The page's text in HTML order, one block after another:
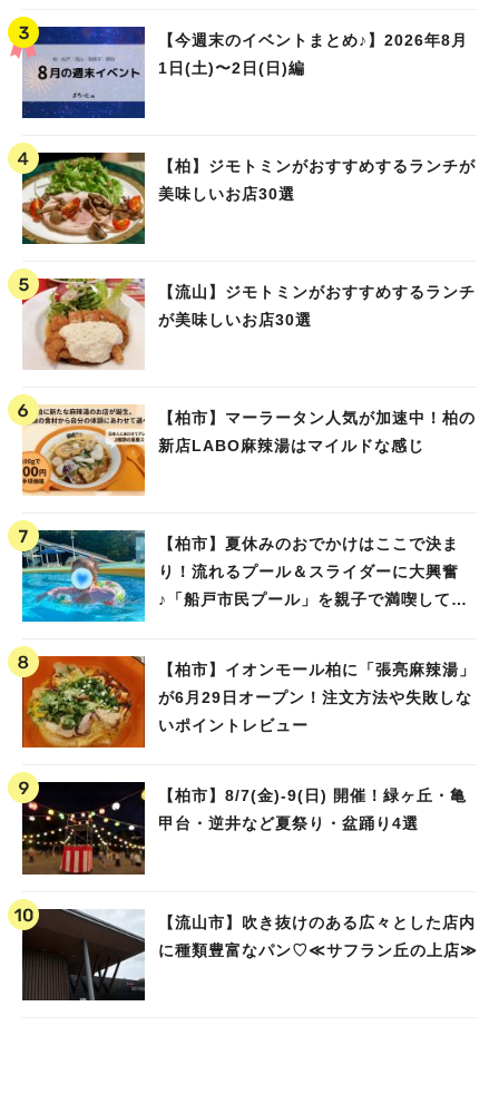
【今週末のイベントまとめ♪】2026年8月
1日(土)〜2日(日)編
【柏】ジモトミンがおすすめするランチが
美味しいお店30選
【流山】ジモトミンがおすすめするランチ
が美味しいお店30選
【柏市】マーラータン人気が加速中！柏の
新店LABO麻辣湯はマイルドな感じ
【柏市】夏休みのおでかけはここで決ま
り！流れるプール＆スライダーに大興奮
♪「船戸市民プール」を親子で満喫してき
【柏市】イオンモール柏に「張亮麻辣湯」
が6月29日オープン！注文方法や失敗しな
いポイントレビュー
【柏市】8/7(金)‐9(日) 開催！緑ヶ丘・亀
甲台・逆井など夏祭り・盆踊り4選
【流山市】吹き抜けのある広々とした店内
に種類豊富なパン♡≪サフラン丘の上店≫